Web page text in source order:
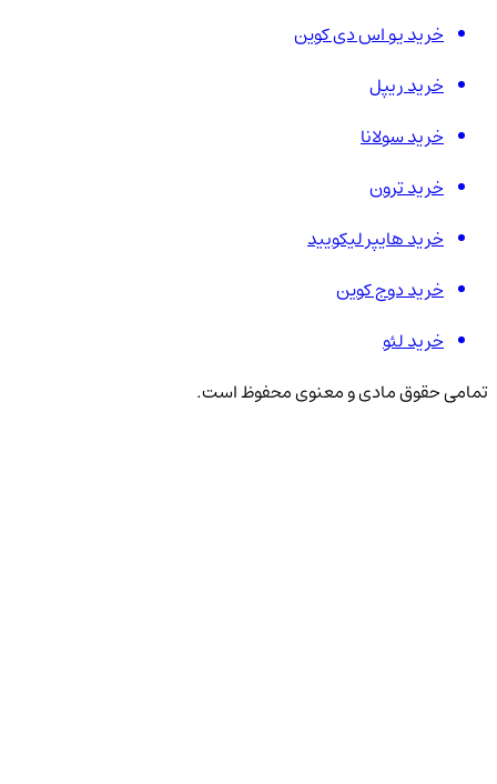
خرید یو اس دی کوین
خرید ریپل
خرید سولانا
خرید ترون
خرید هایپر لیکویید
خرید دوج کوین
خرید لئو
تمامی حقوق مادی و معنوی محفوظ است.